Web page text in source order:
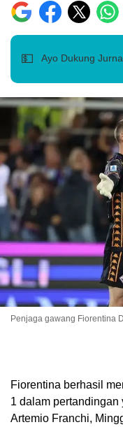
💵 Ayo Dukung
Penjaga gawang Fiorentina
Fiorentina berhasil
1 dalam
Artemio Franchi,